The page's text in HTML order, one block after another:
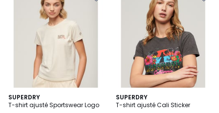
SUPERDRY
T-shirt ajusté Sportswear Logo
4
Couleurs
SUPERDRY
T-shirt ajusté Cali Sticker
3
Couleurs